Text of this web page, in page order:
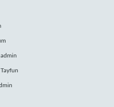
admin
Tayfun